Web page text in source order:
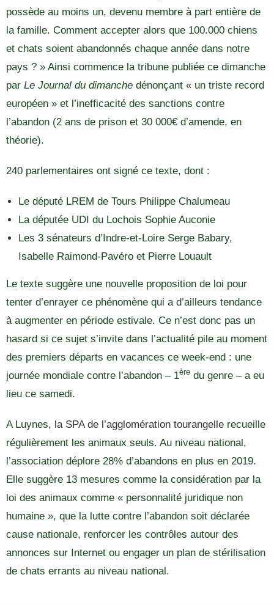
possède au moins un, devenu membre à part entière de
la famille. Comment accepter alors que 100.000 chiens
et chats soient abandonnés chaque année dans notre
pays ? » Ainsi commence la tribune publiée ce dimanche
par Le Journal du dimanche dénonçant « un triste record
européen » et l’inefficacité des sanctions contre
l’abandon (2 ans de prison et 30 000€ d’amende, en
théorie).
240 parlementaires ont signé ce texte, dont :
Le député LREM de Tours Philippe Chalumeau
La députée UDI du Lochois Sophie Auconie
Les 3 sénateurs d’Indre-et-Loire Serge Babary,
Isabelle Raimond-Pavéro et Pierre Louault
Le texte suggère une nouvelle proposition de loi pour
tenter d’enrayer ce phénomène qui a d’ailleurs tendance
à augmenter en période estivale. Ce n’est donc pas un
hasard si ce sujet s’invite dans l’actualité pile au moment
des premiers départs en vacances ce week-end : une
journée mondiale contre l’abandon – 1ère du genre – a eu
lieu ce samedi.
A Luynes, la SPA de l’agglomération tourangelle recueille
régulièrement les animaux seuls. Au niveau national,
l’association déplore 28% d’abandons en plus en 2019.
Elle suggère 13 mesures comme la considération par la
loi des animaux comme « personnalité juridique non
humaine », que la lutte contre l’abandon soit déclarée
cause nationale, renforcer les contrôles autour des
annonces sur Internet ou engager un plan de stérilisation
de chats errants au niveau national.